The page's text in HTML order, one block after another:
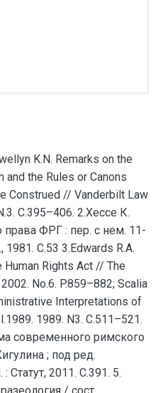
K.N. Remarks on the
the Rules or Canons
Construed // Vanderbilt Law
С.395–406. 2.Хессе К.
ФРГ : пер. с нем. 11-
С.53 3.Edwards R.A.
Rights Act // The
No.6. P.859–882; Scalia
Interpretations of
1989. N3. С.511–521.
современного римского
; под ред.
Статут, 2011. С.391. 5.